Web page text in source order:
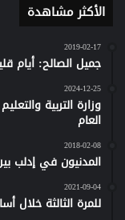
الأكثر مشاهدة
2019-02-17
جميل الصالح: أيام
2024-12-25
وزارة التربية
العام
2018-02-08
المدنيون في إدلب
2021-09-04
للمرة الثالثة